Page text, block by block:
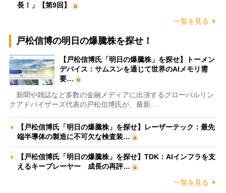
長！」【第9回】
一覧を見る
戸松信博の明日の爆騰株を探せ！
【戸松信博氏「明日の爆騰株」を探せ】トーメン
デバイス：サムスンを通じて世界のAIメモリ需
要…
新聞や雑誌など多数の金融メディアに出演するグローバルリン
クアドバイザーズ代表の戸松信博氏が、最新…
【戸松信博氏「明日の爆騰株」を探せ】レーザーテック：最先
端半導体の製造に不可欠な検査装…
【戸松信博氏「明日の爆騰株」を探せ】TDK：AIインフラを支
えるキープレーヤー 成長の再評…
一覧を見る